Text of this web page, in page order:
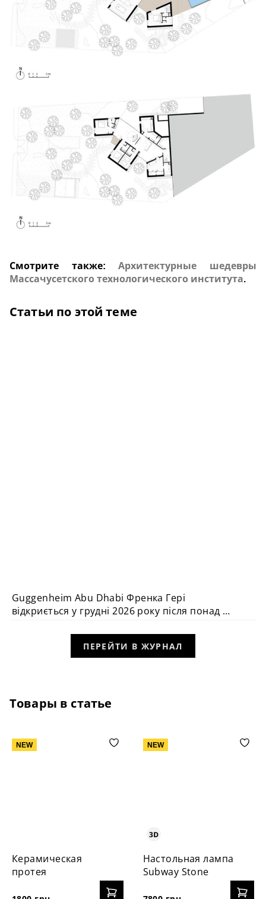
Смотрите также:Архитектурные шедевры
Массачусетского технологического института.
Статьи по этой теме
АРХІТЕКТУРА
Guggenheim Abu Dhabi Френка Гері
відкриється у грудні 2026 року після понад 20
ПЕРЕЙТИ В ЖУРНАЛ
Товары в статье
NEW
Керамическая
протея
NEW
Настольная лампа
Subway Stone